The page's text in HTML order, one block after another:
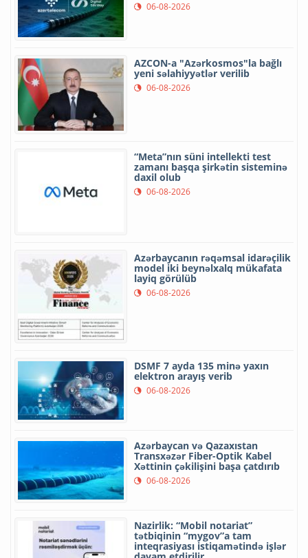
06-08-2026
AZCON-a "Azərkosmos"la bağlı
yeni səlahiyyətlər verilib
06-08-2026
“Meta”nın süni intellekti test
zamanı başqa şirkətin sisteminə
daxil olub
06-08-2026
Azərbaycanın rəqəmsal idarəçilik
model iki beynəlxalq mükafata
layiq görülüb
06-08-2026
DSMF 7 ayda 135 minə yaxın
elektron arayış verib
06-08-2026
Azərbaycan və Qazaxıstan
Transxəzər Fiber-Optik Kabel
Xəttinin çəkilişini başa çatdırıb
06-08-2026
Nazirlik: “Mobil notariat”
tətbiqinin “mygov”a tam
inteqrasiyası istiqamətində işlər